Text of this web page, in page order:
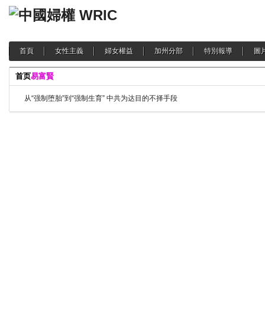
首頁 女性主義 婦女權益 加州分部 特別報導 圖
首页易富賢
从“强制堕胎”到“强制生育” 中共为达目的不择手段